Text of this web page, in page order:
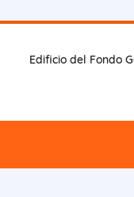
Edificio del Fondo